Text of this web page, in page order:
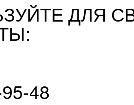
ДЛЯ
48